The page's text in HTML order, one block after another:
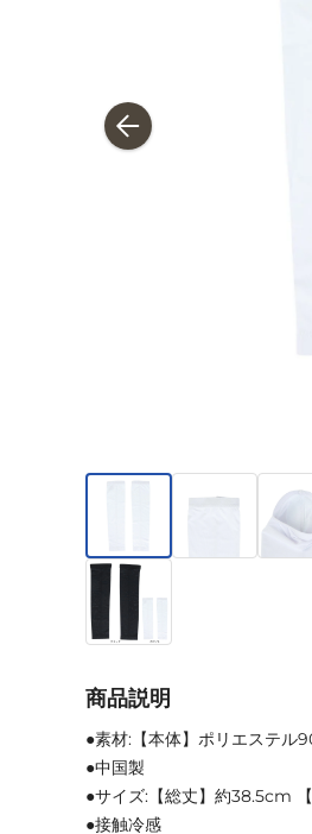
商品説明
●素材:【本体】ポリエステル
●中国製
●サイズ:【総丈】約38.5cm
●接触冷感